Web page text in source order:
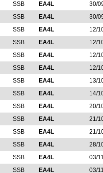
SSB EA4L
30/
SSB EA4L
30/
SSB EA4L
12/
SSB EA4L
12/
SSB EA4L
12/
SSB EA4L
12/
SSB EA4L
13/
SSB EA4L
14/
SSB EA4L
20/
SSB EA4L
21/
SSB EA4L
21/
SSB EA4L
28/
SSB EA4L
03/
SSB EA4L
03/